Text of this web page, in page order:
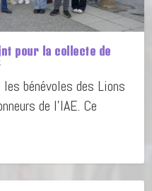
pour la collecte de
les bénévoles des Lions
de l’IAE. Ce